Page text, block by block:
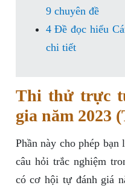
9 chuyên đề
4 Đề đọc hiểu
chi tiết
Thi thử trực
gia năm 2023
Phần này cho phép
câu hỏi trắc nghiệm
có cơ hội tự đánh giá